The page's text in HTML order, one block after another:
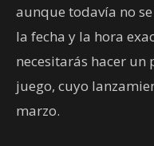
aunque todavía no
la fecha y la hora
necesitarás hacer
juego, cuyo
marzo.